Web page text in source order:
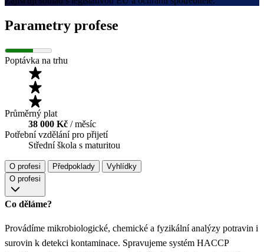
Parametry profese
Poptávka na trhu
Průměrný plat
38 000 Kč / měsíc
Potřební vzdělání pro přijetí
Střední škola s maturitou
O profesi Předpoklady
Vyhlídky
O profesi
Co děláme?
Provádíme mikrobiologické, chemické a fyzikální analýzy potravin i
surovin k detekci kontaminace. Spravujeme systém HACCP